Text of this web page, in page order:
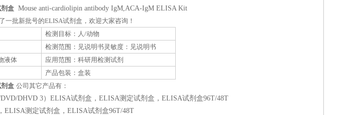
盒 Mouse anti-cardiolipin antibody IgM,ACA-IgM ELISA Kit
批新批号的ELISA试剂盒，欢迎大家咨询！
检测目标：人/动物
检测范围：见说明书灵敏度：见说明书
液体
应用范围：科研用检测试剂
产品包装：盒装
盒 公司其它产品有：
DHVD 3）ELISA试剂盒，ELISA测定试剂盒，ELISA试剂盒96T/48T
ELISA测定试剂盒，ELISA试剂盒96T/48T